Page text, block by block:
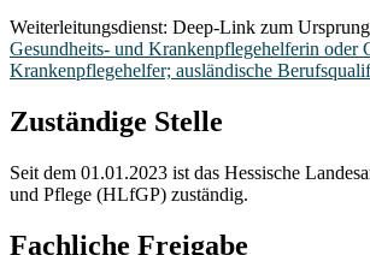
Weiterleitungsdienst: Deep-Link zum
Gesundheits- und Krankenpflegehelferin oder
Krankenpflegehelfer; ausländische
Zuständige Stelle
Seit dem 01.01.2023 ist das Hessische
und Pflege (HLfGP) zuständig.
Fachliche Freigabe